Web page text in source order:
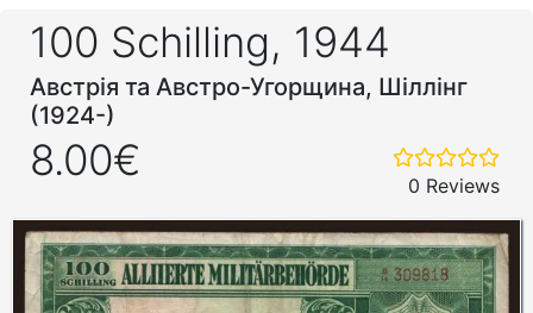
100 Schilling, 1944
Австрія та Австро-Угорщина, Шіллінг
(1924-)
8.00€
0 Reviews